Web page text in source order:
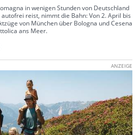
in wenigen Stunden von Deutschland
reist, nimmt die Bahn: Von 2. April bis
von München über Bologna und Cesena
ans Meer.
ANZEIGE